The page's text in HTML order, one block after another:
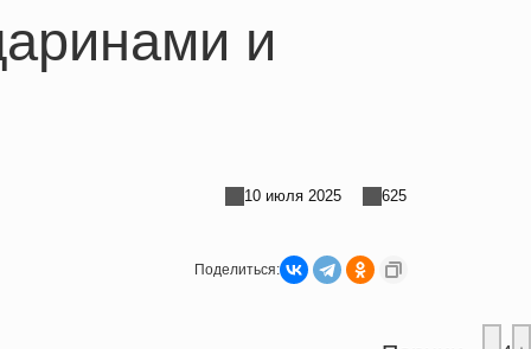
и
10 июля 2025 625
Поделиться: